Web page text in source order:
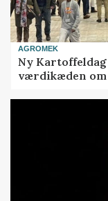
AGROMEK
Ny Kartoffeldag
værdikæden